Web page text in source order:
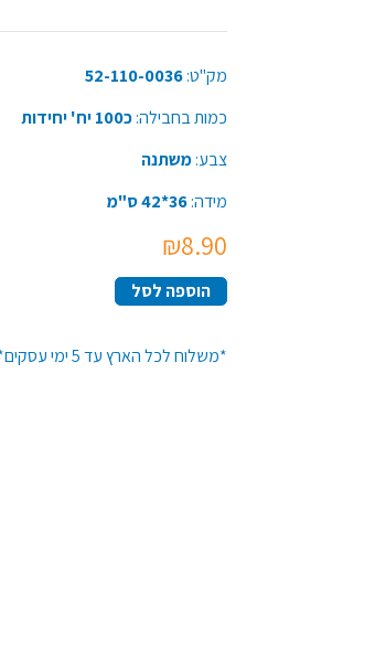
מק"ט:52-110-0036
כמות בחבילה:כ100 יח' יחידות
צבע:משתנה
מידה:36*42 ס"מ
₪8.90
הוספה לסל
*משלוח לכל הארץ עד 5 ימי עסקים*זמן האספקה יתארך בקנייה מעל 50 יח' מפריט